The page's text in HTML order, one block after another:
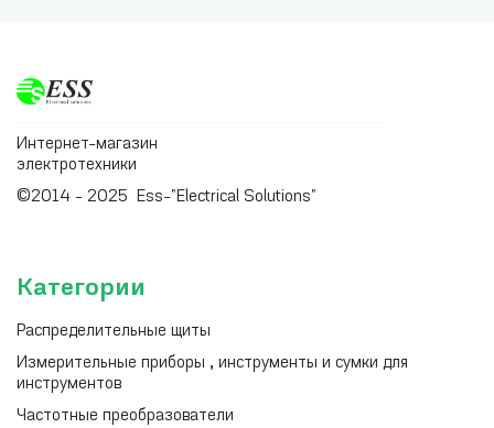
Интернет-магазин
электротехники
©2014 - 2025 Ess-"Electrical Solutions"
Категории
Распределительные щиты
Измерительные приборы , инструменты и сумки для
инструментов
Частотные преобразователи